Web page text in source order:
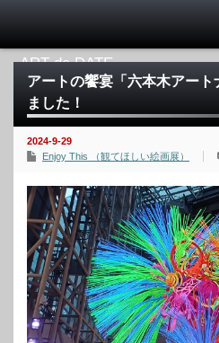
アートの饗宴「六本木アート
ました！
2024-9-29
Enjoy This （観てほしい絵画展）